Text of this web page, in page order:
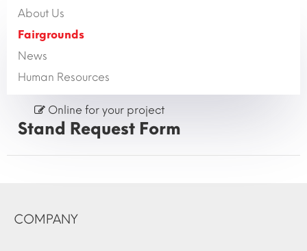
About Us
Fairgrounds
News
Human Resources
Online for your project
Stand Request Form
COMPANY